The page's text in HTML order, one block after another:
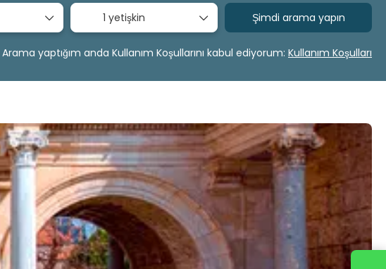
1 yetişkin
Şimdi arama yapın
Arama yaptığım anda Kullanım Koşullarını kabul ediyorum: Kullanım Koşulları